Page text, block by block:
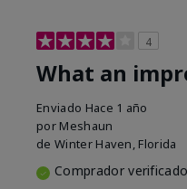
4
What an
Enviado Hace 1 año
por Meshaun
de Winter Haven, Florida
Comprador verificado